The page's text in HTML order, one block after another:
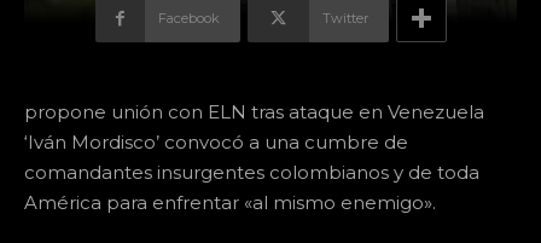
Facebook Twitter
propone unión con ELN tras ataque en Venezuela
‘Iván Mordisco’ convocó a una cumbre de
comandantes insurgentes colombianos y de toda
América para enfrentar «al mismo enemigo».